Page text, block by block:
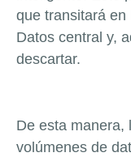
que transitará
Datos central y,
descartar.
De esta manera,
volúmenes de